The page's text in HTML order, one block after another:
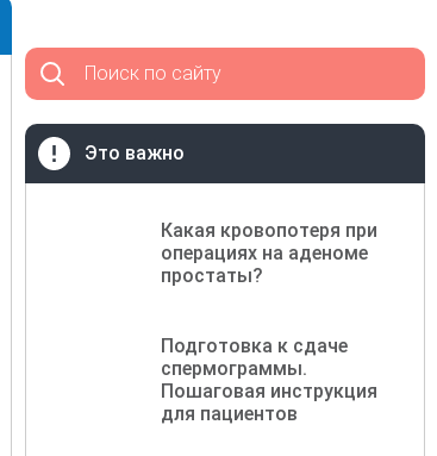
Поиск по сайту
Это важно
Какая кровопотеря при
операциях на аденоме
простаты?
Подготовка к сдаче
спермограммы.
Пошаговая инструкция
для пациентов